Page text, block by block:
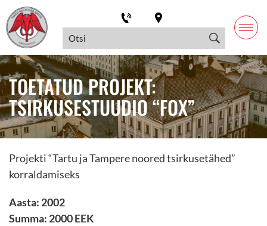
TOETATUD PROJEKT:
TSIRKUSESTUUDIO “FOX”
Projekti “Tartu ja Tampere noored tsirkusetähed”
korraldamiseks
Aasta: 2002
Summa: 2000 EEK